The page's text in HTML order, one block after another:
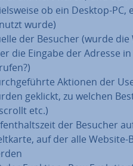
ob ein Desktop-
wurde)
der Besucher (wurde
die Eingabe der Adresse
Aktionen der
geklickt, zu welchen
etc.)
der Besucher
auf der alle